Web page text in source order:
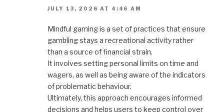
JULY 13, 2026 AT 4:46 AM
Mindful gaming is a set of practices that ensure
gambling stays a recreational activity rather
than a source of financial strain.
It involves setting personal limits on time and
wagers, as well as being aware of the indicators
of problematic behaviour.
Ultimately, this approach encourages informed
decisions and helps users to keep control over